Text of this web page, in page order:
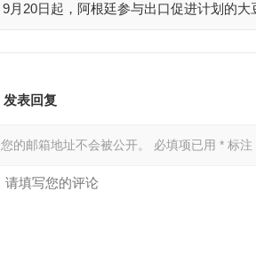
9月20日起，阿根廷参与出口促进计划的大
发表回复
您的邮箱地址不会被公开。 必填项已用 * 标注